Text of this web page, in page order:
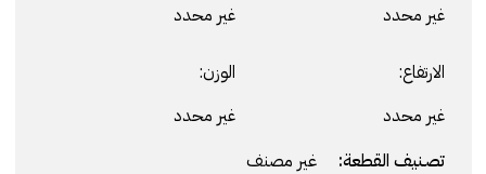
غير محدد
غير محدد
الارتفاع:
غير محدد
الوزن:
غير محدد
تصنيف القطعة: غير مصنف